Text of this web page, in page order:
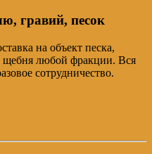
гравий, песок
на объект песка,
щебня любой фракции. Вся
сотрудничество.